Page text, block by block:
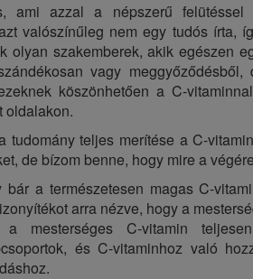
azzal a népszerű felütéssel
valószínűleg nem egy tudós írta,
olyan szakemberek, akik egészen
vagy
köszönhetően a C-
oldalakon.
tudomány teljes merítése a C-
de bízom benne, hogy mire a
a természetesen magas C-
arra nézve, hogy a
mesterséges C-vitamin
és C-vitaminhoz való